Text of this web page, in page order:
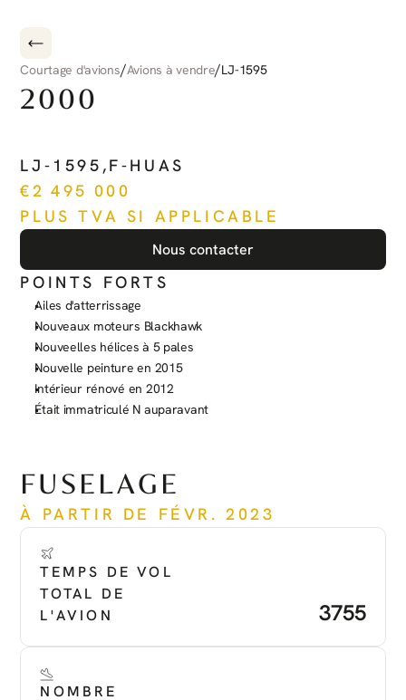
Courtage d'avions/Avions à vendre/LJ-1595
2000
LJ-1595 ,F-HUAS
€2 495 000
PLUS TVA SI APPLICABLE
Nous contacter
POINTS FORTS
Ailes d'atterrissage
Nouveaux moteurs Blackhawk
Nouveelles hélices à 5 pales
Nouvelle peinture en 2015
Intérieur rénové en 2012
Était immatriculé N auparavant
FUSELAGE
À PARTIR DE FÉVR. 2023
TEMPS DE VOL
TOTAL DE
L'AVION
3755
NOMBRE